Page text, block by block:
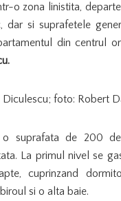
o zona linistita,
dar si suprafetele
din centrul
Diculescu; foto: Robert
o suprafata de 200
La primul nivel se
cuprinzand
si o alta baie.